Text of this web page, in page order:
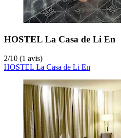
HOSTEL La Casa de Li En
2/10 (1 avis)
HOSTEL La Casa de Li En